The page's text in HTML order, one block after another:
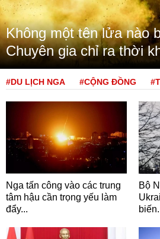
Không một tên lửa nào
Chuyên gia chỉ ra thời
#DU LỊCH NGA #CỘNG ĐỒNG
Nga tấn công vào các trung
tâm hậu cần trọng yếu làm
đẩy...
Bộ